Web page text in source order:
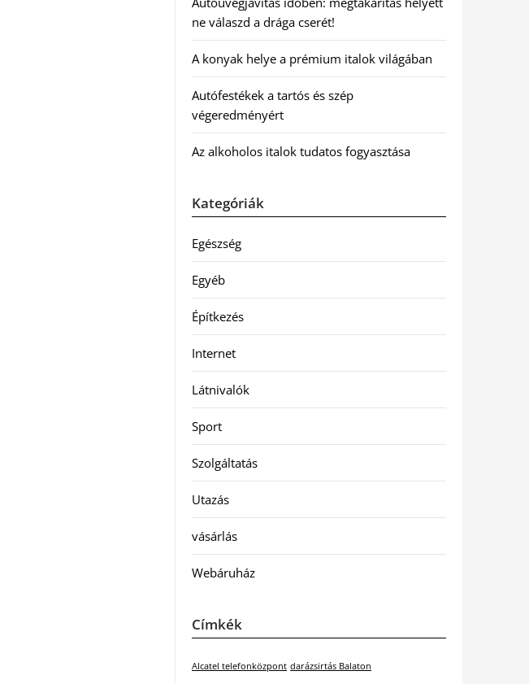
ne válaszd a drága cserét!
A konyak helye a prémium italok világában
Autófestékek a tartós és szép
végeredményért
Az alkoholos italok tudatos fogyasztása
Kategóriák
Egészség
Egyéb
Építkezés
Internet
Látnivalók
Sport
Szolgáltatás
Utazás
vásárlás
Webáruház
Címkék
Alcatel telefonközpont darázsirtás Balaton